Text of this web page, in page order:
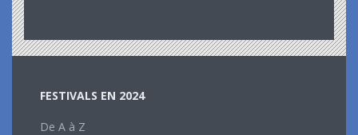
FESTIVALS EN 2024
De A à Z